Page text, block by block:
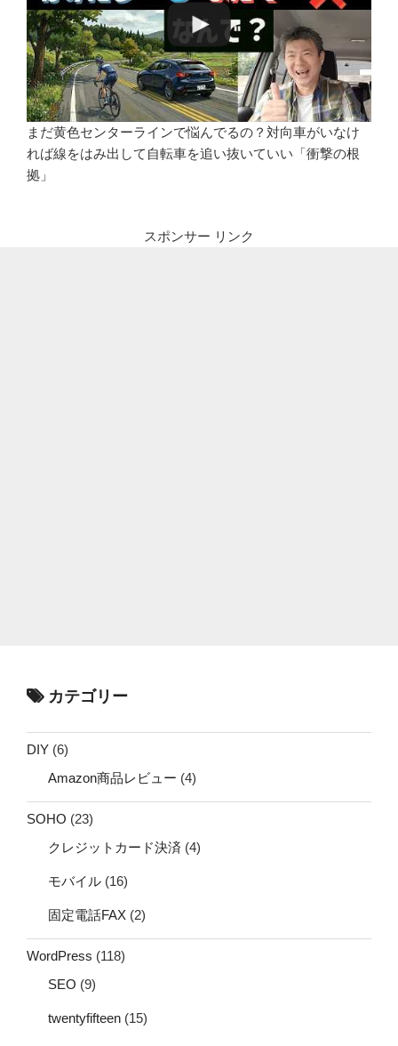
まだ黄色センターラインで悩んでるの？対向車がいなけ
れば線をはみ出して自転車を追い抜いていい「衝撃の根
拠」
スポンサー リンク
カテゴリー
DIY (6)
Amazon商品レビュー (4)
SOHO (23)
クレジットカード決済 (4)
モバイル (16)
固定電話FAX (2)
WordPress (118)
SEO (9)
twentyfifteen (15)